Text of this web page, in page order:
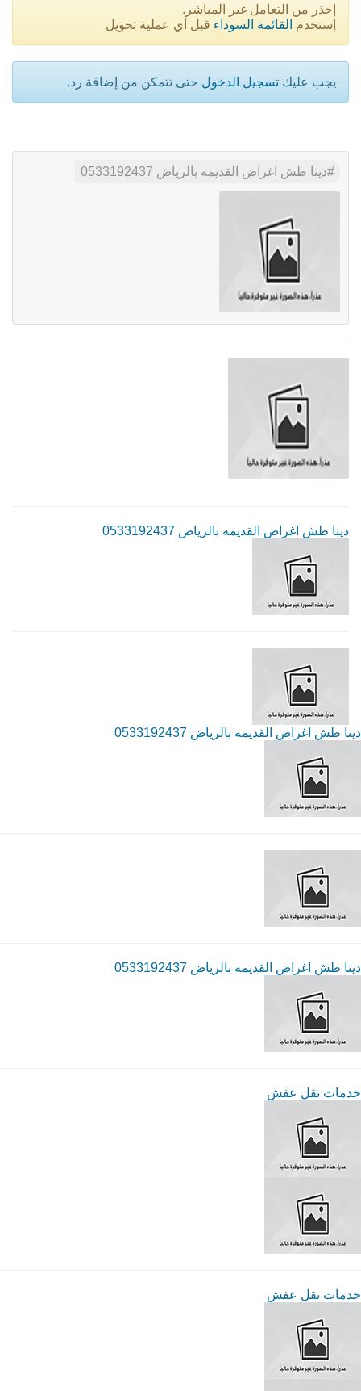
إحذر من التعامل غير المباشر.
إستخدم القائمة السوداء قبل أي عملية تحويل
يجب عليك تسجيل الدخول حتى تتمكن من إضافة رد.
دينا طش اغراض القديمه بالرياض 0533192437
دينا طش اغراض القديمه بالرياض 0533192437
دينا طش اغراض القديمه بالرياض 0533192437
دينا طش اغراض القديمه بالرياض 0533192437
خدمات نقل عفش
خدمات نقل عفش